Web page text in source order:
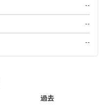
--
--
--
過去